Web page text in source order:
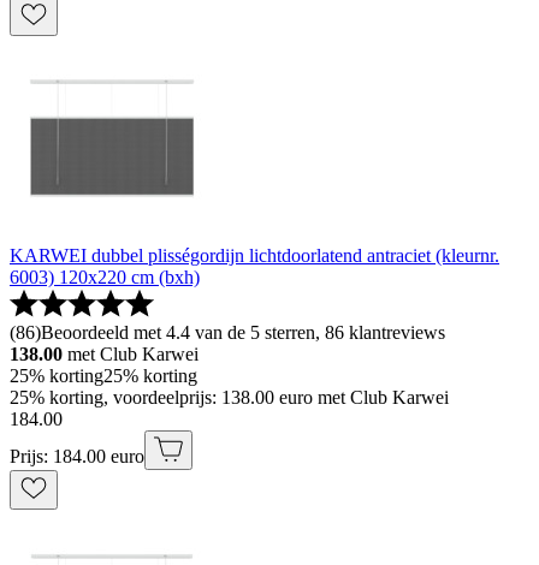
KARWEI dubbel plisségordijn lichtdoorlatend antraciet (kleurnr.
6003) 120x220 cm (bxh)
(86)Beoordeeld met 4.4 van de 5 sterren, 86 klantreviews
138.00 met Club Karwei
25% korting25% korting
25% korting, voordeelprijs: 138.00 euro met Club Karwei
184.00
Prijs: 184.00 euro